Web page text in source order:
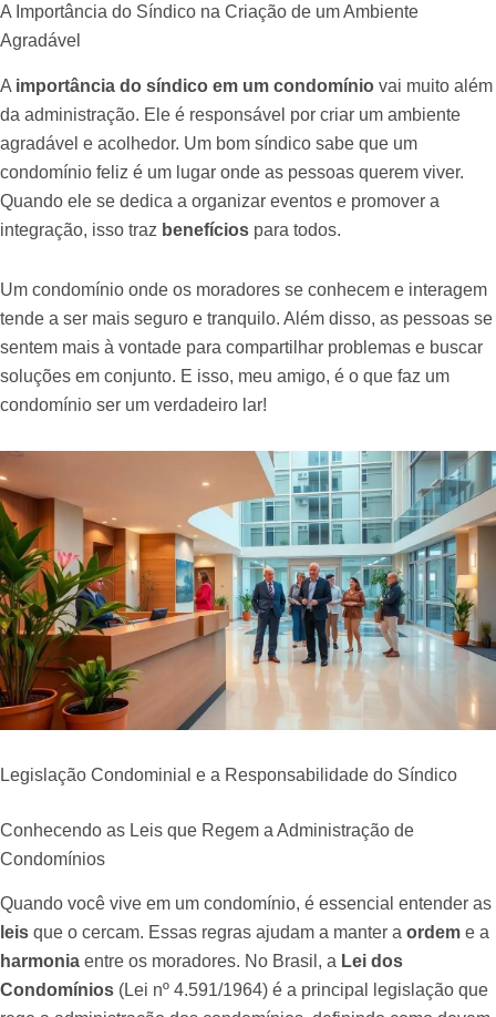
A Importância do Síndico na Criação de um Ambiente
Agradável
A importância do síndico em um condomínio vai muito além
da administração. Ele é responsável por criar um ambiente
agradável e acolhedor. Um bom síndico sabe que um
condomínio feliz é um lugar onde as pessoas querem viver.
Quando ele se dedica a organizar eventos e promover a
integração, isso traz benefícios para todos.
Um condomínio onde os moradores se conhecem e interagem
tende a ser mais seguro e tranquilo. Além disso, as pessoas se
sentem mais à vontade para compartilhar problemas e buscar
soluções em conjunto. E isso, meu amigo, é o que faz um
condomínio ser um verdadeiro lar!
Legislação Condominial e a Responsabilidade do Síndico
Conhecendo as Leis que Regem a Administração de
Condomínios
Quando você vive em um condomínio, é essencial entender as
leis que o cercam. Essas regras ajudam a manter a ordem e a
harmonia entre os moradores. No Brasil, a Lei dos
Condomínios (Lei nº 4.591/1964) é a principal legislação que